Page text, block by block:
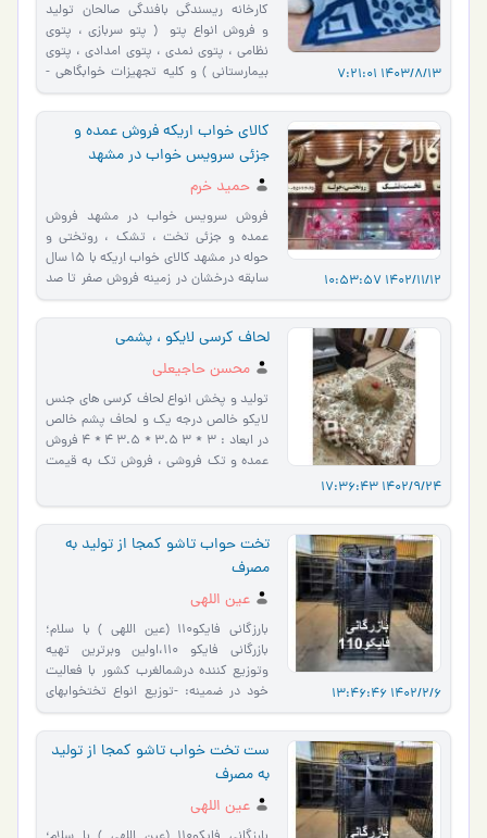
1403/8/13 7:21:01
کارخانه ریسندگی بافندگی صالحان تولید
و فروش انواع پتو ( پتو سربازی ، پتوی
نظامی ، پتوی نمدی ، پتوی امدادی ، پتوی
بیمارستانی ) و کلیه تجهیزات خوابگاهی -
_________________…
1402/11/12 10:53:57
کالای خواب اریکه فروش عمده و
جزئی سرویس خواب در مشهد
حمید خرم
فروش سرویس خواب در مشهد فروش
عمده و جزئی تخت ، تشک ، روتختی و
حوله در مشهد کالای خواب اریکه با 15 سال
سابقه درخشان در زمینه فروش صفر تا صد
کالای خواب در مشهد با مدیریت آق…
1402/9/24 17:36:43
لحاف کرسی لایکو ، پشمی
محسن حاجیعلی
تولید و پخش انواع لحاف کرسی های جنس
لایکو خالص درجه یک و لحاف پشم خالص
در ابعاد‌ : ۳ * 3 3.5 * 3.5 4 * 4 فروش
عمده و تک فروشی ، فروش تک به قیمت
1402/2/6 13:46:46
تخت حواب تاشو کمجا از تولید به
مصرف
عین اللهی
بارزگاني فايكو110 (عین اللهی ) با سلام؛
بازرگاني فايكو 110،اولين وبرترين تهيه
وتوزيع كننده درشمالغرب كشور با فعاليت
خود در ضمينه: -توزيع انواع تختخوابهاي
كمجاي ديواري و�…
ست تخت خواب تاشو کمجا از تولید
به مصرف
عین اللهی